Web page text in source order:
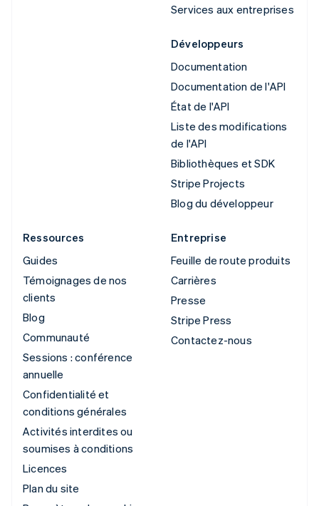
Services aux entreprises
Développeurs
Documentation
Documentation de l'API
État de l'API
Liste des modifications
de l'API
Bibliothèques et SDK
Stripe Projects
Blog du développeur
Ressources
Guides
Témoignages de nos
clients
Blog
Communauté
Sessions : conférence
annuelle
Confidentialité et
conditions générales
Activités interdites ou
soumises à conditions
Licences
Plan du site
Entreprise
Feuille de route produits
Carrières
Presse
Stripe Press
Contactez-nous